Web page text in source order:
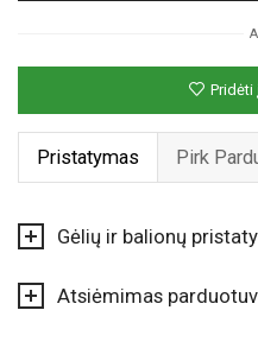
„Su
Pridėti
Pristatymas Pirk
Gėlių ir balionų
Atsiėmimas